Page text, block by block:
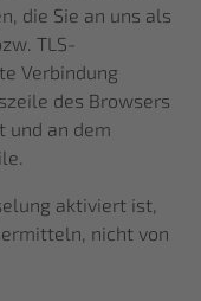
die Sie an uns als
TLS-
Verbindung
des Browsers
und an dem
aktiviert ist,
nicht von